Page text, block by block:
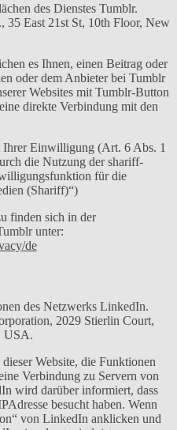
des Dienstes Tumblr.
35 East 21st St, 10th Floor, New
es Ihnen, einen Beitrag oder
oder dem Anbieter bei Tumblr
Websites mit Tumblr-Button
direkte Verbindung mit den
Einwilligung (Art. 6 Abs. 1
die Nutzung der shariff-
für die
(Shariff)“)
finden sich in der
unter:
de
des Netzwerks LinkedIn.
2029 Stierlin Court,
USA.
Website, die Funktionen
Verbindung zu Servern von
wird darüber informiert, dass
besucht haben. Wenn
von LinkedIn anklicken und